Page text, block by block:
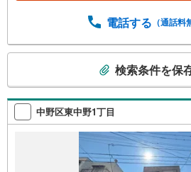
電話する （通話料
検
索
条
検索条件を保
中野区東中野1丁目